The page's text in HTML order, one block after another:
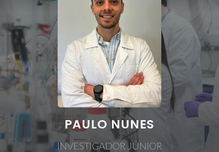
PAULO NUNES
INVESTIGADOR JÚNIOR